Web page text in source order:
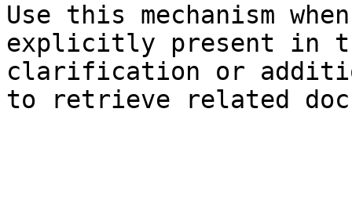
Use this mechanism
explicitly present in
clarification or